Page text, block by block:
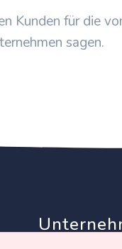
Kunden für die
sagen.